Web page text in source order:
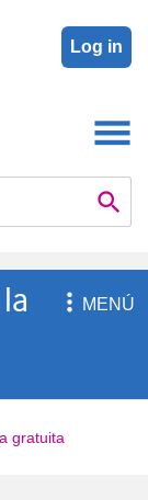
Log in

MENÚ
gratuita